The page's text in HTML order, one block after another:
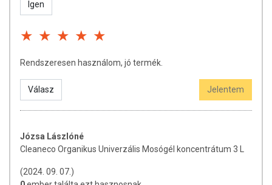
Figyelmeztetések a koncentrált termékre vonatkozóan:
Gyermekektől elzárva tárolandó. Szembe kerülés esetén:
kontaktlencsét, és könnyen eltávolítható, tegye azt meg.
Folytassa az öblítést. Minőségét a felbontástól számított 2
évig őrzi meg. Tartsa távol élelmiszerektől.
Igen
Rendszeresen használom, jó termék.
Válasz Jelentem
Józsa Lászlóné
Cleaneco Organikus Univerzális Mosógél koncentrátum 3 L
(2024. 09. 07.)